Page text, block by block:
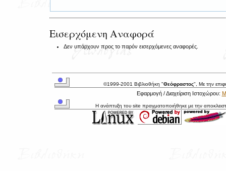
Εισερχόμενη Αναφορά
Δεν υπάρχουν προς το παρόν εισερχόμενες αναφορές.
©1999-2001 Βιβλιοθήκη "Θεόφραστος", Με την
Εφαρμογή / Διαχείριση Ιστοχώρου:
Η ανάπτυξη του site πραγματοποιήθηκε με την